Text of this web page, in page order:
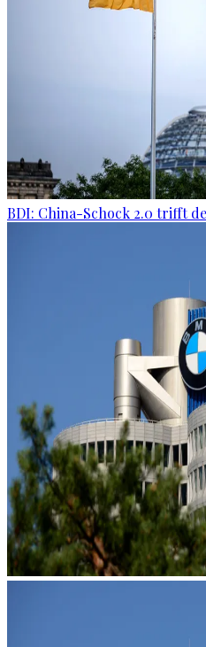
BDI: China-Schock 2.0 trifft